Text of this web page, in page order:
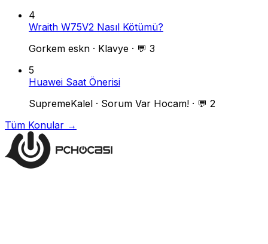
4
Wraith W75V2 Nasıl Kötümü?
Gorkem eskn · Klavye · 💬 3
5
Huawei Saat Önerisi
SupremeKalel · Sorum Var Hocam! · 💬 2
Tüm Konular →